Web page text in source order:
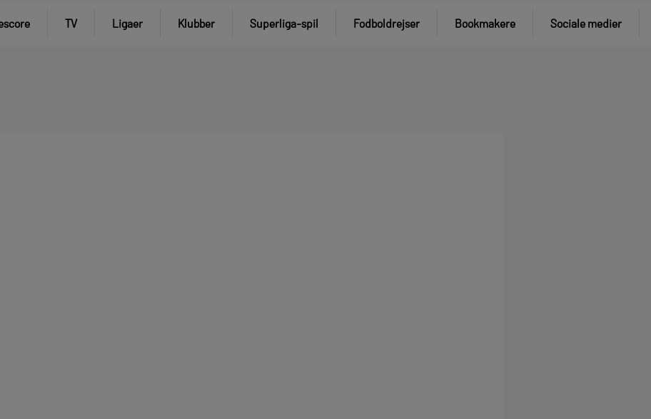
TV Ligaer Klubber Superliga-spil Fodboldrejser Bookmakere Sociale medier